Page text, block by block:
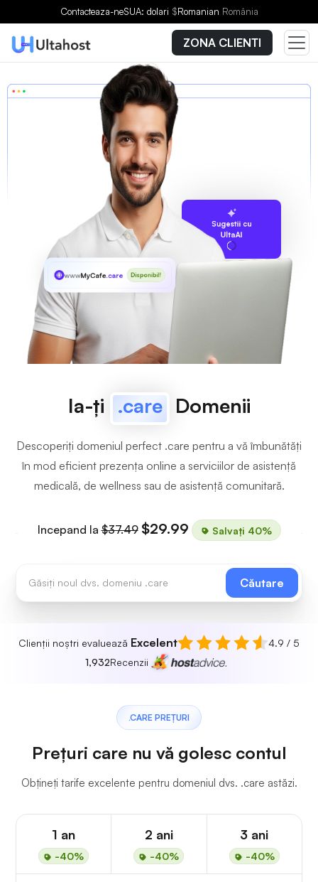
Contacteaza-neSUA: dolari $Romanian România
ZONA CLIENTI
Sugestii cu
UltaAI
wwwMyCafe.care Disponibil!
Ia-ți .care Domenii
Descoperiți domeniul perfect .care pentru a vă îmbunătăți
în mod eficient prezența online a serviciilor de asistență
medicală, de wellness sau de asistență comunitară.
Incepand la$37.49 $29.99 Salvați 40%
Căutare
Clienții noștri evaluează Excelent
4.9 / 5
1,932Recenzii
.CARE PREȚURI
Prețuri care nu vă golesc contul
Obțineți tarife excelente pentru domeniul dvs. .care astăzi.
1 an
-40%
2 ani
-40%
3 ani
-40%